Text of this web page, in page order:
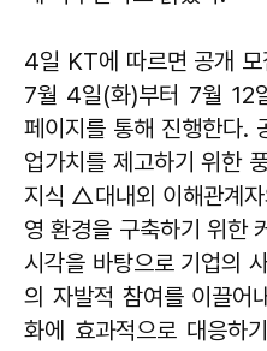
4일 KT에 따르면 공개
7월 4일(화)부터 7월 12
페이지를 통해 진행한다.
업가치를 제고하기 위한
지식 △대내외 이해관계
영 환경을 구축하기 위한
시각을 바탕으로 기업의
의 자발적 참여를 이끌
화에 효과적으로 대응하